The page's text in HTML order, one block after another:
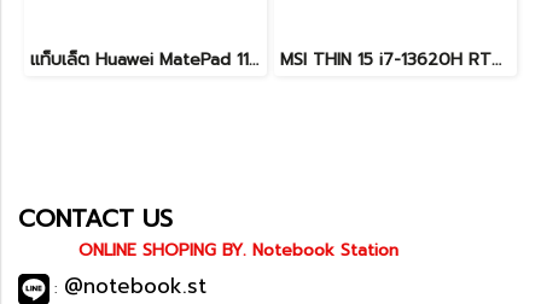
แท็บเล็ต Huawei MatePad 11.5 Wi-Fi (6+128) Midnight Grey มีปากกามาให้ พร้อมใช้งาน ราคาเพียง 6,490.- MSI THIN 15 i7-13620H RTX-2050(4GB) Ram8 SSD512 จอ15.6 FHD 144Hz สเปคเกมมิ่ง คีย์บอร์ดไฟสีฟ้า ดีไซน์เรียบหรู น้ำหนักเบาไม่ถึง2kg เครื่องมีประกันศูนย์พร้อมใช้งานในราคาสุดคุ้มเพียง 18,500.-เท่านั้น
CONTACT US
ONLINE SHOPING BY. Notebook Station
: @notebook.st